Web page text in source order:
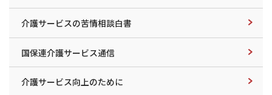
介護サービスの苦情相談白書
国保連介護サービス通信
介護サービス向上のために